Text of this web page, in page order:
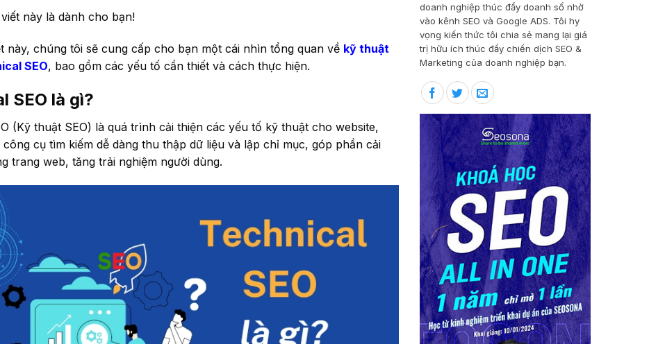
này là dành cho bạn!
này, chúng tôi sẽ cung cấp cho bạn một cái nhìn tổng quan về kỹ thuật
SEO, bao gồm các yếu tố cần thiết và cách thực hiện.
SEO là gì?
(Kỹ thuật SEO) là quá trình cải thiện các yếu tố kỹ thuật cho website,
cụ tìm kiếm dễ dàng thu thập dữ liệu và lập chỉ mục, góp phần cải
trang web, tăng trải nghiệm người dùng.
doanh nghiệp thúc đẩy doanh số nhờ
vào kênh SEO và Google ADS. Tôi hy
vọng kiến thức tôi chia sẻ mang lại giá
trị hữu ích thúc đẩy chiến dịch SEO &
Marketing của doanh nghiệp bạn.